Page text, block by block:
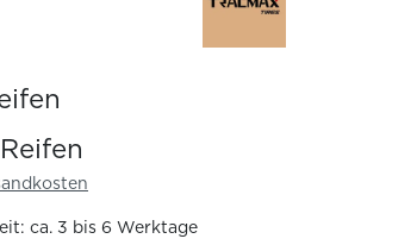
ca. 3 bis 6 Werktage